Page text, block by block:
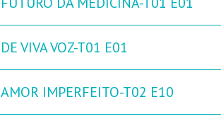
DE VIVA VOZ-T01 E01
AMOR IMPERFEITO-T02 E10